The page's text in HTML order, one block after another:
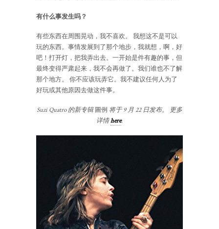
有什么事发生吗？
有些东西在周围晃动，我不喜欢。 我想这不是可以
玩的东西。事情发展到了那个地步，我就想，啊，好
吧！打开灯，把我弄出去。一开始是件有趣的事，但
最终变得严肃起来，我不会再做了。我们谁也不了解
那个地方。 你不应该玩弄它。我不建议任何人为了
好玩或其他原因去做这件事。
Suzi Quatro 的新专辑圖例 将于 9 月 22 日发布。 更多
详情here.